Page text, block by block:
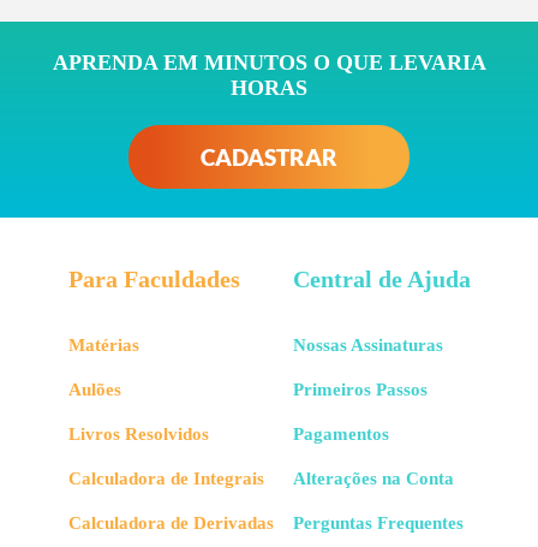
APRENDA EM MINUTOS O QUE LEVARIA
HORAS
CADASTRAR
Para Faculdades
Matérias
Aulões
Livros Resolvidos
Calculadora de Integrais
Calculadora de Derivadas
Central de Ajuda
Nossas Assinaturas
Primeiros Passos
Pagamentos
Alterações na Conta
Perguntas Frequentes